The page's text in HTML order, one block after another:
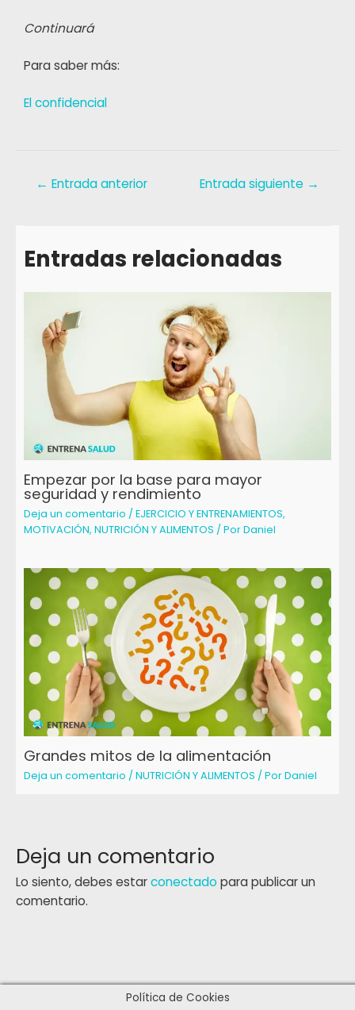
Continuará
Para saber más:
El confidencial
← Entrada anterior Entrada siguiente →
Entradas relacionadas
Empezar por la base para mayor
seguridad y rendimiento
Deja un comentario / EJERCICIO Y ENTRENAMIENTOS,
MOTIVACIÓN, NUTRICIÓN Y ALIMENTOS / PorDaniel
Grandes mitos de la alimentación
Deja un comentario / NUTRICIÓN Y ALIMENTOS / PorDaniel
Deja un comentario
Lo siento, debes estarconectado para publicar un
comentario.
Política de Cookies